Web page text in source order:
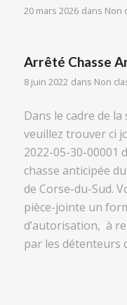
20 mars 2026 dans Non
Arrêté Chasse
8 juin 2022 dans Non
Dans le cadre de la
veuillez trouver ci
2022-05-30-00001
chasse anticipée
de Corse-du-Sud.
pièce-jointe un
d’autorisation, à
par les détenteurs